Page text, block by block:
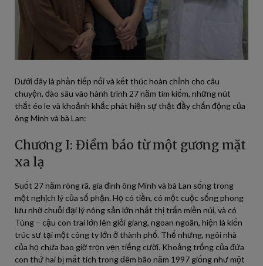
Dưới đây là phần tiếp nối và kết thúc hoàn chỉnh cho câu
chuyện, đào sâu vào hành trình 27 năm tìm kiếm, những nút
thắt éo le và khoảnh khắc phát hiện sự thật đầy chấn động của
ông Minh và bà Lan:
Chương I: Điềm báo từ một gương mặt
xa lạ
Suốt 27 năm ròng rã, gia đình ông Minh và bà Lan sống trong
một nghịch lý của số phận. Họ có tiền, có một cuộc sống phong
lưu nhờ chuỗi đại lý nông sản lớn nhất thị trấn miền núi, và có
Tùng – cậu con trai lớn lên giỏi giang, ngoan ngoãn, hiện là kiến
trúc sư tại một công ty lớn ở thành phố. Thế nhưng, ngôi nhà
của họ chưa bao giờ trọn vẹn tiếng cười. Khoảng trống của đứa
con thứ hai bị mất tích trong đêm bão năm 1997 giống như một